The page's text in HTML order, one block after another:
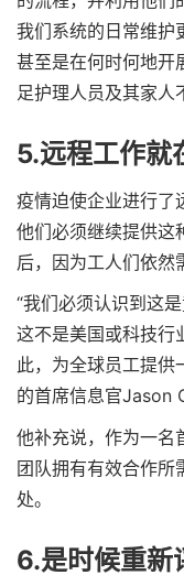
我们系统的日常维护
甚至是在何时何地开
足护理人员及其家人
5.远程工作就
疫情迫使企业进行了
他们必须继续提供这
后，因为工人们依然
“我们必须认识到这
这不是美国或科技行
此，为全球员工提
的首席信息官Jason
他补充说，作为一名
团队拥有有效合作所
处。
6.是时候重新